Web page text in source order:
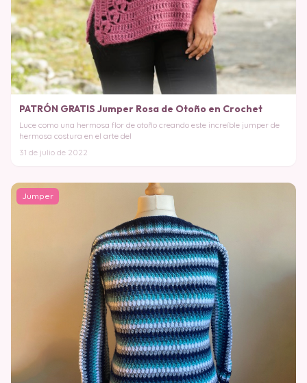
PATRÓN GRATIS Jumper Rosa de Otoño en Crochet
Luce como una hermosa flor de otoño creando este increíble jumper de
hermosa costura en el arte del
31 de julio de 2022
Jumper